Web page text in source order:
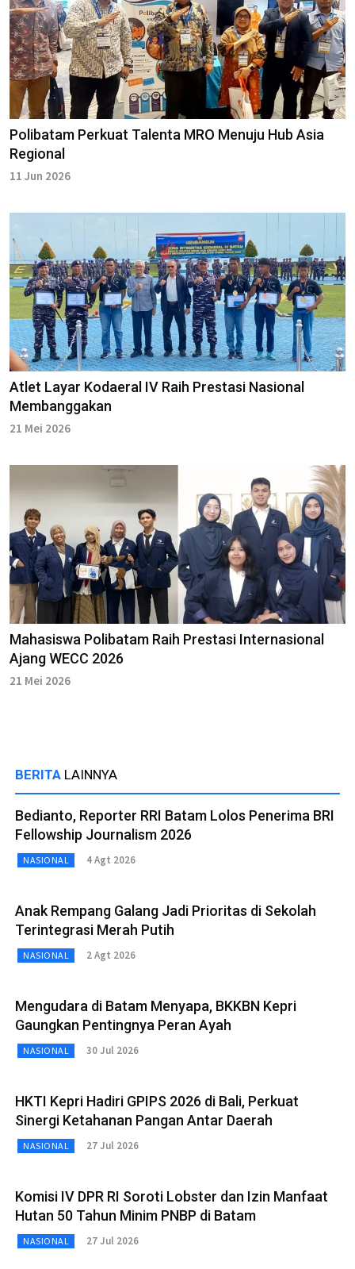
Polibatam Perkuat Talenta MRO Menuju Hub Asia
Regional
11 Jun 2026
Atlet Layar Kodaeral IV Raih Prestasi Nasional
Membanggakan
21 Mei 2026
Mahasiswa Polibatam Raih Prestasi Internasional
Ajang WECC 2026
21 Mei 2026
BERITA LAINNYA
Bedianto, Reporter RRI Batam Lolos Penerima BRI
Fellowship Journalism 2026
NASIONAL 4 Agt 2026
Anak Rempang Galang Jadi Prioritas di Sekolah
Terintegrasi Merah Putih
NASIONAL 2 Agt 2026
Mengudara di Batam Menyapa, BKKBN Kepri
Gaungkan Pentingnya Peran Ayah
NASIONAL 30 Jul 2026
HKTI Kepri Hadiri GPIPS 2026 di Bali, Perkuat
Sinergi Ketahanan Pangan Antar Daerah
NASIONAL 27 Jul 2026
Komisi IV DPR RI Soroti Lobster dan Izin Manfaat
Hutan 50 Tahun Minim PNBP di Batam
NASIONAL 27 Jul 2026